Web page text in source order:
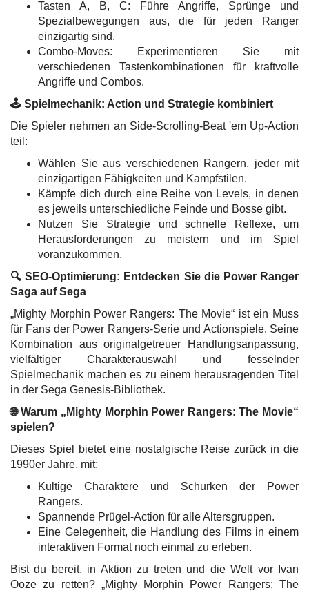
Tasten A, B, C: Führe Angriffe, Sprünge und
Spezialbewegungen aus, die für jeden Ranger
einzigartig sind.
Combo-Moves: Experimentieren Sie mit
verschiedenen Tastenkombinationen für kraftvolle
Angriffe und Combos.
🕹️ Spielmechanik: Action und Strategie kombiniert
Die Spieler nehmen an Side-Scrolling-Beat 'em Up-Action
teil:
Wählen Sie aus verschiedenen Rangern, jeder mit
einzigartigen Fähigkeiten und Kampfstilen.
Kämpfe dich durch eine Reihe von Levels, in denen
es jeweils unterschiedliche Feinde und Bosse gibt.
Nutzen Sie Strategie und schnelle Reflexe, um
Herausforderungen zu meistern und im Spiel
voranzukommen.
🔍 SEO-Optimierung: Entdecken Sie die Power Ranger
Saga auf Sega
„Mighty Morphin Power Rangers: The Movie“ ist ein Muss
für Fans der Power Rangers-Serie und Actionspiele. Seine
Kombination aus originalgetreuer Handlungsanpassung,
vielfältiger Charakterauswahl und fesselnder
Spielmechanik machen es zu einem herausragenden Titel
in der Sega Genesis-Bibliothek.
🌐 Warum „Mighty Morphin Power Rangers: The Movie“
spielen?
Dieses Spiel bietet eine nostalgische Reise zurück in die
1990er Jahre, mit:
Kultige Charaktere und Schurken der Power
Rangers.
Spannende Prügel-Action für alle Altersgruppen.
Eine Gelegenheit, die Handlung des Films in einem
interaktiven Format noch einmal zu erleben.
Bist du bereit, in Aktion zu treten und die Welt vor Ivan
Ooze zu retten? „Mighty Morphin Power Rangers: The